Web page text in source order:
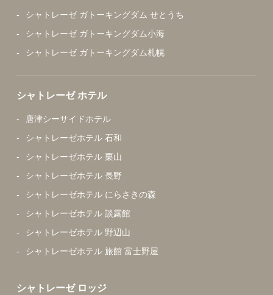
シャトレーゼ ガトーキングダム せとうち
シャトレーゼ ガトーキングダム小海
シャトレーゼ ガトーキングダム札幌
シャトレーゼ ホテル
唐津シーサイドホテル
シャトレーゼホテル 石和
シャトレーゼホテル 栗山
シャトレーゼホテル 長野
シャトレーゼホテル にらさきの森
シャトレーゼホテル 談露館
シャトレーゼホテル 野辺山
シャトレーゼホテル 旅館 富士野屋
シャトレーゼ ロッジ